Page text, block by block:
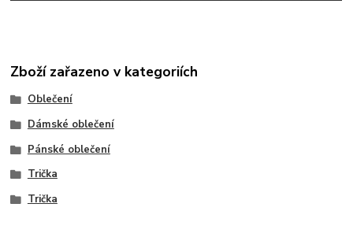
Zboží zařazeno v kategoriích
Oblečení
Dámské oblečení
Pánské oblečení
Trička
Trička